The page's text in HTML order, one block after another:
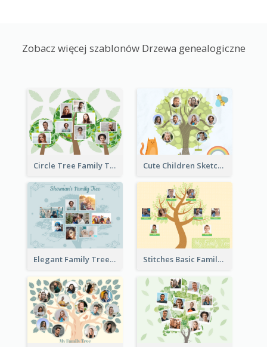
Zobacz więcej szablonów Drzewa genealogiczne
Circle Tree Family Tree Cute Children Sketch Family Tree
Elegant Family Tree Stitches Basic Family Tree